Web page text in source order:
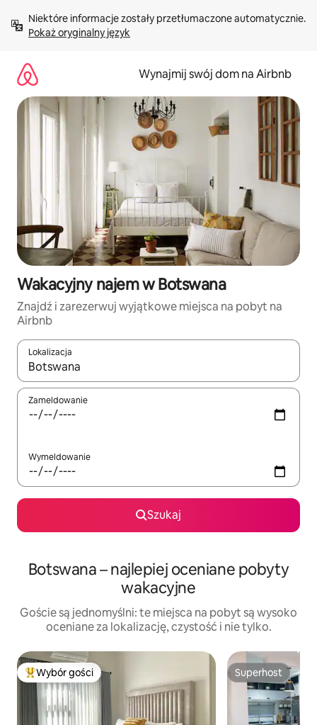
treści Pokaż oryginalny język
Wynajmij swój dom na Airbnb
Wakacyjny najem w Botswana
Znajdź i zarezerwuj wyjątkowe miejsca na pobyt na
Airbnb
Lokalizacja
Gdy wyniki będą dostępne, możesz poruszać się po nich za
Zameldowanie
Wymeldowanie
Szukaj
Botswana – najlepiej oceniane pobyty
wakacyjne
Goście są jednomyślni: te miejsca na pobyt są wysoko
oceniane za lokalizację, czystość i nie tylko.
Najpopularniejsze z kategorii Wybór gości
Wybór gości Superhost
Superhost